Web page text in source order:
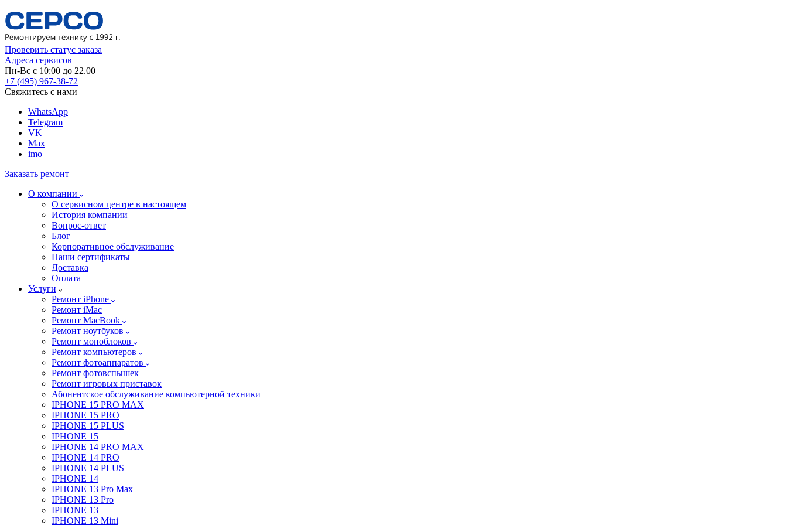
Проверить статус заказа
Адреса сервисов
Пн-Вс с 10:00 до 22.00
+7 (495) 967-38-72
Свяжитесь с нами
WhatsApp
Telegram
VK
Max
imo
Заказать ремонт
О компании
О сервисном центре в настоящем
История компании
Вопрос-ответ
Блог
Корпоративное обслуживание
Наши сертификаты
Доставка
Оплата
Услуги
Ремонт iPhone
Ремонт iMac
Ремонт MacBook
Ремонт ноутбуков
Ремонт моноблоков
Ремонт компьютеров
Ремонт фотоаппаратов
Ремонт фотовспышек
Ремонт игровых приставок
Абонентское обслуживание компьютерной техники
IPHONE 15 PRO MAX
IPHONE 15 PRO
IPHONE 15 PLUS
IPHONE 15
IPHONE 14 PRO MAX
IPHONE 14 PRO
IPHONE 14 PLUS
IPHONE 14
IPHONE 13 Pro Max
IPHONE 13 Pro
IPHONE 13
IPHONE 13 Mini